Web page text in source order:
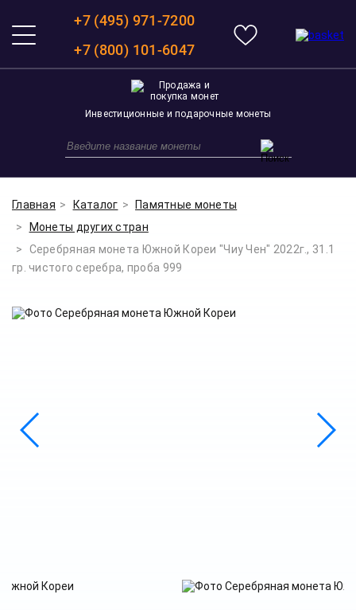
+7 (495) 971-7200
+7 (800) 101-6047
Инвестиционные и подарочные монеты
Главная Каталог
Памятные монеты
Монеты других стран
Серебряная монета Южной Кореи "Чиу Чен" 2022г., 31.1
гр. чистого серебра, проба 999